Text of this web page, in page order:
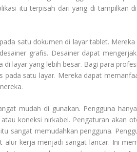
itu terpisah dari yang di tampilkan
satu dokumen di layar tablet.
grafis. Desainer dapat
di layar yang lebih besar. Bagi para
pada satu layar. Mereka dapat
mudah di gunakan. Pengguna
koneksi nirkabel. Pengaturan akan
sangat memudahkan pengguna.
alur kerja menjadi sangat lancar. Ini